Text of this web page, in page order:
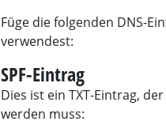
Füge die folgenden DNS-
verwendest:
SPF-Eintrag
Dies ist ein TXT-Eintrag,
werden muss: